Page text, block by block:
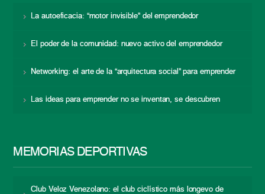
La autoeficacia: “motor invisible” del emprendedor
El poder de la comunidad: nuevo activo del emprendedor
Networking: el arte de la “arquitectura social” para emprender
Las ideas para emprender no se inventan, se descubren
MEMORIAS DEPORTIVAS
Club Veloz Venezolano: el club ciclístico más longevo de